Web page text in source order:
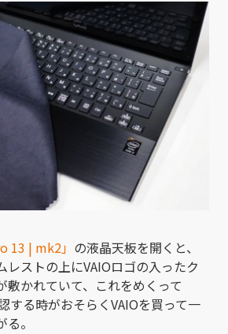
13 | mk2」 の液晶天板を開くと、
レストの上にVAIOロゴの入ったク
敷かれていて、これをめくって
する時がおそらくVAIOを買って一
。